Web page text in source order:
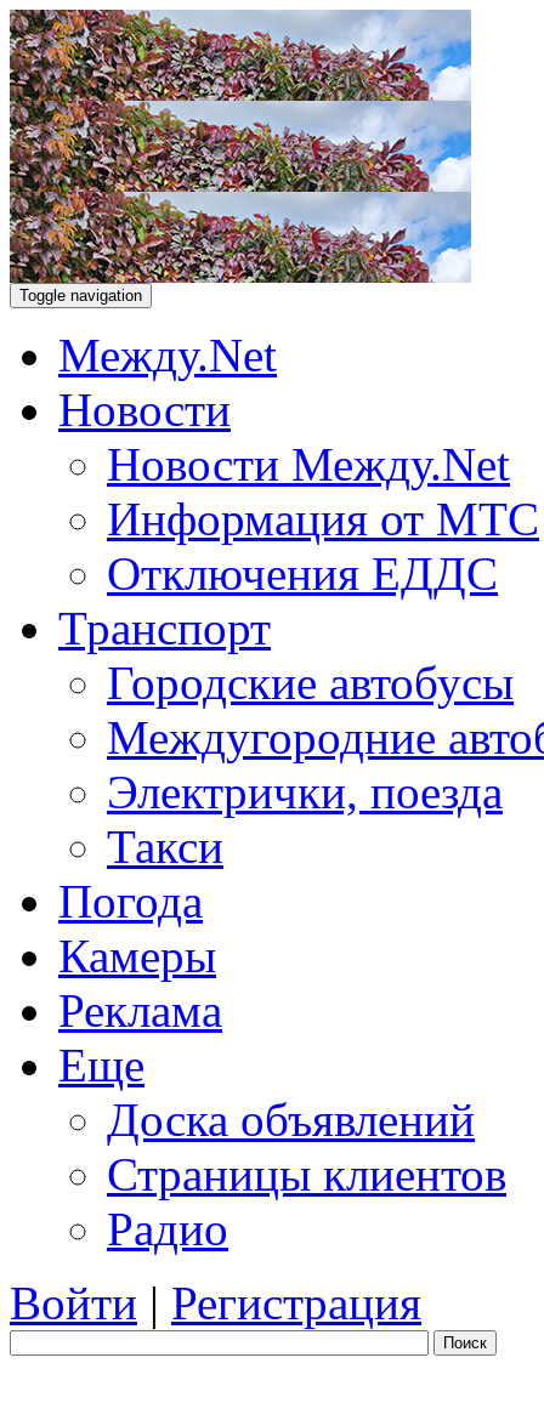
Toggle navigation
Между.Net
Новости
Новости Между.Net
Информация от МТС
Отключения ЕДДС
Транспорт
Городские автобусы
Междугородние
Электрички, поезда
Такси
Погода
Камеры
Реклама
Еще
Доска объявлений
Страницы клиентов
Радио
Войти | Регистрация
Поиск